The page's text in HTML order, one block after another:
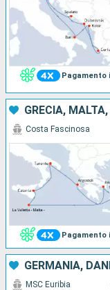
Pagamento
GRECIA,
Pagamento
Costa Fascinosa
GERMANIA,
MSC Euribia